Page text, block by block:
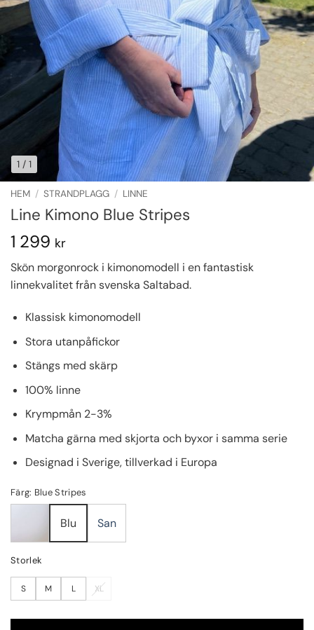
1 / 1
HEM / STRANDPLAGG / LINNE
Line Kimono Blue Stripes
1 299 kr
Skön morgonrock i kimonomodell i en fantastisk
linnekvalitet från svenska Saltabad.
Klassisk kimonomodell
Stora utanpåfickor
Stängs med skärp
100% linne
Krympmån 2-3%
Matcha gärna med skjorta och byxor i samma serie
Designad i Sverige, tillverkad i Europa
Färg: Blue Stripes
Blu San
Storlek
S M L XL